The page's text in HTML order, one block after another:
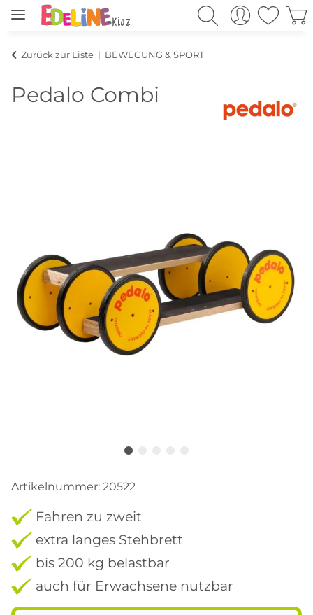
Zurück zur Liste BEWEGUNG & SPORT
Pedalo Combi
Artikelnummer: 20522
Fahren zu zweit
extra langes Stehbrett
bis 200 kg belastbar
auch für Erwachsene nutzbar